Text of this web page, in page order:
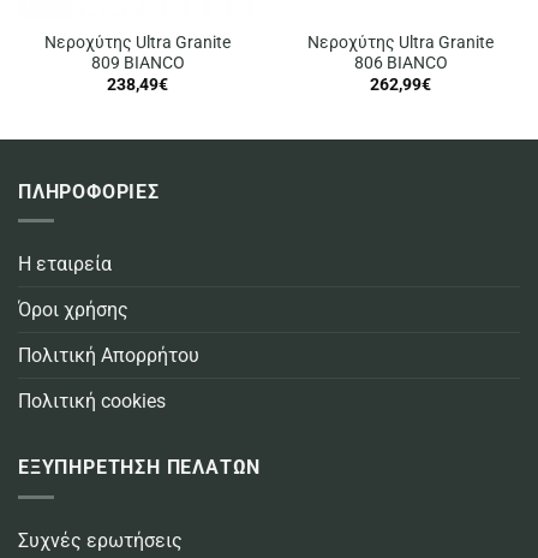
Νεροχύτης Ultra Granite
809 BIANCO
238,49€
Νεροχύτης Ultra Granite
806 BIANCO
262,99€
ΠΛΗΡΟΦΟΡΙΕΣ
Η εταιρεία
Όροι χρήσης
Πολιτική Απορρήτου
Πολιτική cookies
ΕΞΥΠΗΡΕΤΗΣΗ ΠΕΛΑΤΩΝ
Συχνές ερωτήσεις